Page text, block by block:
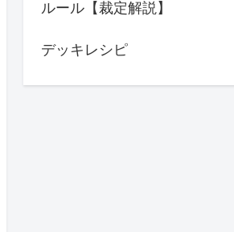
ジムバトル
チャンピオンズリーグ